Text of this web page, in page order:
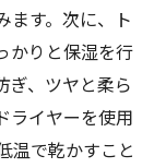
ます。次に、ト
かりと保湿を行
ぎ、ツヤと柔ら
ライヤーを使用
温で乾かすこと